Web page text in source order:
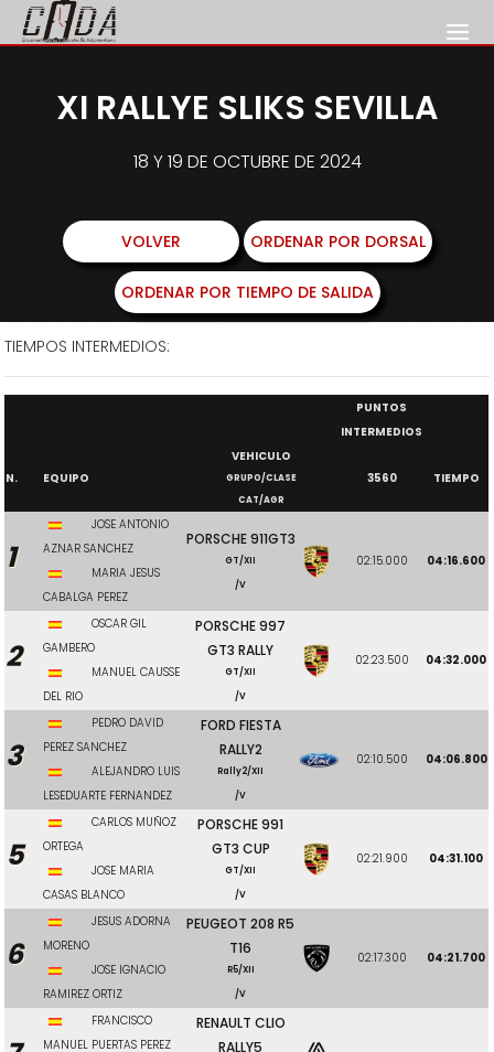
XI RALLYE SLIKS SEVILLA
18 Y 19 DE OCTUBRE DE 2024
VOLVER ORDENAR POR DORSAL
ORDENAR POR TIEMPO DE SALIDA
TIEMPOS INTERMEDIOS:
PUNTOS
INTERMEDIOS
N. EQUIPO
VEHICULO
GRUPO/CLASE
CAT/AGR
3560 TIEMPO
1
JOSE ANTONIO
AZNAR SANCHEZ
MARIA JESUS
CABALGA PEREZ
PORSCHE 911GT3
GT/XII
/V
02:15.000 04:16.600
2
OSCAR GIL
GAMBERO
MANUEL CAUSSE
DEL RIO
PORSCHE 997
GT3 RALLY
GT/XII
/V
02:23.500 04:32.000
3
PEDRO DAVID
PEREZ SANCHEZ
ALEJANDRO LUIS
LESEDUARTE FERNANDEZ
FORD FIESTA
RALLY2
Rally2/XII
/V
02:10.500 04:06.800
5
CARLOS MUÑOZ
ORTEGA
JOSE MARIA
CASAS BLANCO
PORSCHE 991
GT3 CUP
GT/XII
/V
02:21.900 04:31.100
6
JESUS ADORNA
MORENO
JOSE IGNACIO
RAMIREZ ORTIZ
PEUGEOT 208 R5
T16
R5/XII
/V
02:17.300 04:21.700
FRANCISCO
MANUEL PUERTAS PEREZ
RENAULT CLIO
RALLY5